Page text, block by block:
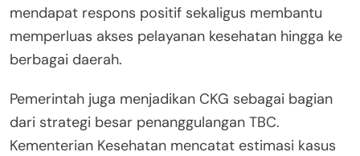
mendapat respons positif sekaligus membantu
memperluas akses pelayanan kesehatan hingga ke
berbagai daerah.
Pemerintah juga menjadikan CKG sebagai bagian
dari strategi besar penanggulangan TBC.
Kementerian Kesehatan mencatat estimasi kasus